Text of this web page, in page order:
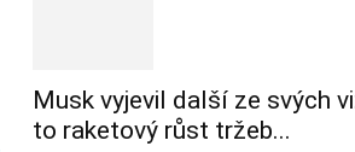
Musk vyjevil další ze svých
to raketový růst tržeb...